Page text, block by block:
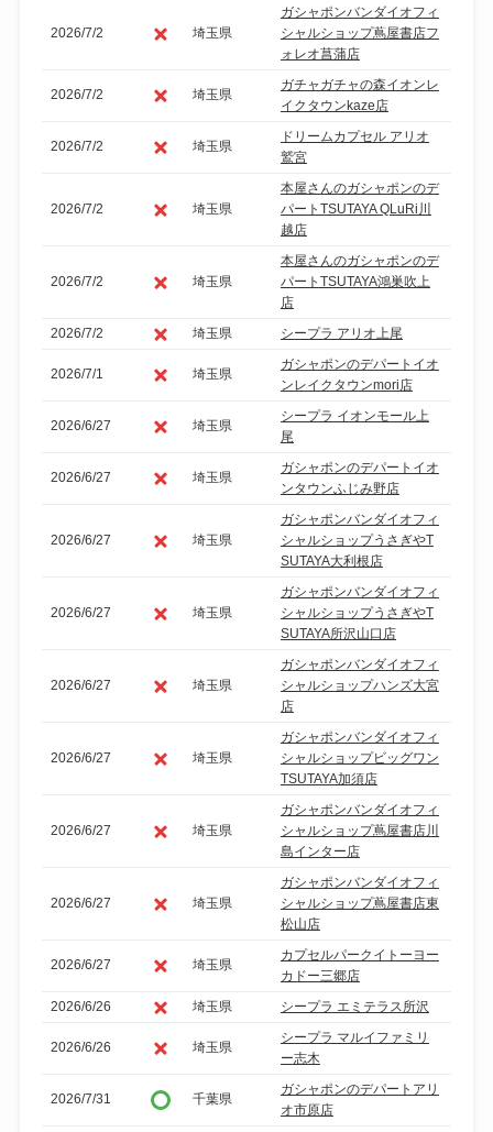
2026/7/2 埼玉県
ガシャポンバンダイオフィ
シャルショップ蔦屋書店フ
ォレオ菖蒲店
2026/7/2 埼玉県
ガチャガチャの森イオンレ
イクタウンkaze店
2026/7/2 埼玉県
ドリームカプセル アリオ
鷲宮
2026/7/2 埼玉県
本屋さんのガシャポンのデ
パートTSUTAYA QLuRi川
越店
2026/7/2 埼玉県
本屋さんのガシャポンのデ
パートTSUTAYA鴻巣吹上
店
2026/7/2
埼玉県 シープラ アリオ上尾
2026/7/1 埼玉県
ガシャポンのデパートイオ
ンレイクタウンmori店
2026/6/27 埼玉県
シープラ イオンモール上
尾
2026/6/27 埼玉県
ガシャポンのデパートイオ
ンタウンふじみ野店
2026/6/27 埼玉県
ガシャポンバンダイオフィ
シャルショップうさぎやT
SUTAYA大利根店
2026/6/27 埼玉県
ガシャポンバンダイオフィ
シャルショップうさぎやT
SUTAYA所沢山口店
2026/6/27 埼玉県
ガシャポンバンダイオフィ
シャルショップハンズ大宮
店
2026/6/27 埼玉県
ガシャポンバンダイオフィ
シャルショップビッグワン
TSUTAYA加須店
2026/6/27 埼玉県
ガシャポンバンダイオフィ
シャルショップ蔦屋書店川
島インター店
2026/6/27 埼玉県
ガシャポンバンダイオフィ
シャルショップ蔦屋書店東
松山店
2026/6/27 埼玉県
カプセルパークイトーヨー
カドー三郷店
2026/6/26
埼玉県 シープラ エミテラス所沢
2026/6/26 埼玉県
シープラ マルイファミリ
ー志木
2026/7/31 千葉県
ガシャポンのデパートアリ
オ市原店